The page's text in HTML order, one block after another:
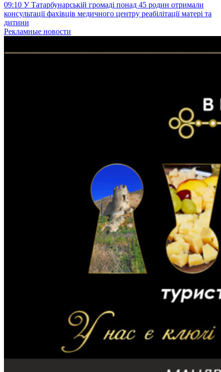
09:10 У Татарбунарській громаді понад 45 родин отримали
консультації фахівців медичного центру реабілітації матері та
дитини
Рекламные новости